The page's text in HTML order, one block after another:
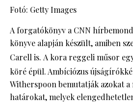
Fotó: Getty Images
A forgatókönyv a CNN
könyve alapján készült, amiben
Carell is. A kora reggeli műsor
köré épül. Ambíciózus
Witherspoon bemutatják azokat
határokat, melyek